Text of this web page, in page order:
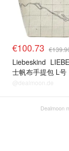
€100.73
Liebeskind
士帆布手提包 L号
@dealmoon.de
Dealmoon